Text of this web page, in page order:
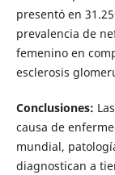
presentó en
prevalencia de
femenino en
esclerosis
Conclusiones:
causa de
mundial,
diagnostican a